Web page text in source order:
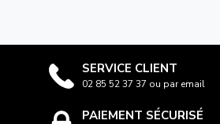
SERVICE CLIENT
02 85 52 37 37 ou par email
PAIEMENT SÉCURISÉ